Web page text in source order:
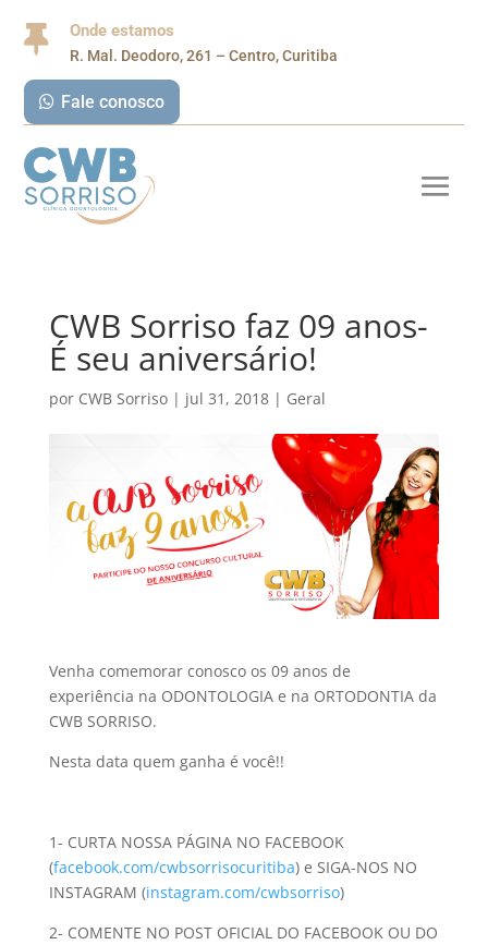
 Onde estamos
R. Mal. Deodoro, 261 – Centro, Curitiba
Fale conosco
CWB Sorriso faz 09 anos-
É seu aniversário!
por CWB Sorriso| jul 31, 2018| Geral
Venha comemorar conosco os 09 anos de
experiência na ODONTOLOGIA e na ORTODONTIA da
CWB SORRISO.
Nesta data quem ganha é você!!
1- CURTA NOSSA PÁGINA NO FACEBOOK
(facebook.com/cwbsorrisocuritiba) e SIGA-NOS NO
INSTAGRAM (instagram.com/cwbsorriso)
2- COMENTE NO POST OFICIAL DO FACEBOOK OU DO